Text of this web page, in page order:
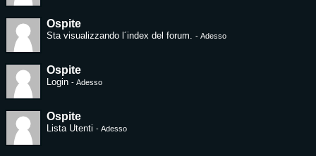
Ospite
Sta visualizzando l´index del forum. - Adesso
Ospite
Login - Adesso
Ospite
Lista Utenti - Adesso